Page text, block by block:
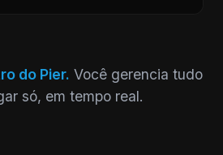
do Pier. Você gerencia tudo
só, em tempo real.